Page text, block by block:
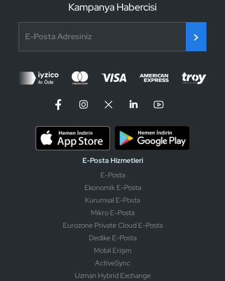
Kampanya Habercisi
E-Posta Hizmetleri
E-Posta
Ekonomik E-Posta
Kurumsal E-Posta
Mikro E-Posta
Eurozone Private Cloud E-Posta
Dedike E-Posta
Mobil Erişim
ActiveSync
Uzman Hybrid Exchange